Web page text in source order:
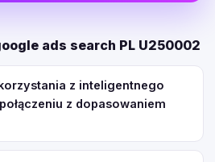
ads search PL U250002
z inteligentnego
z dopasowaniem